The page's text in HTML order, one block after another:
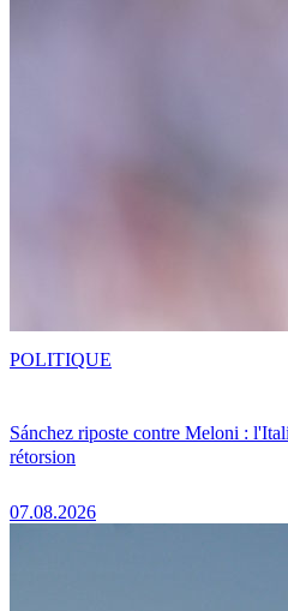
Sánchez riposte contre Meloni :
rétorsion
07.08.2026
POLITIQUE